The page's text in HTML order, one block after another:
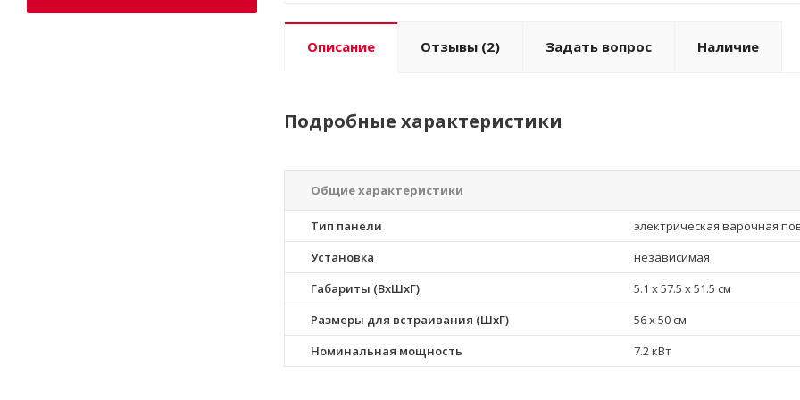
Описание Отзывы (2) Задать вопрос Наличие
Подробные характеристики
Общие характеристики
Тип панели
электрическая варочная
Установка
независимая
Габариты (ВхШхГ)
5.1 x 57.5 x 51.5 см
Размеры для встраивания (ШхГ)
56 x 50 см
Номинальная мощность
7.2 кВт